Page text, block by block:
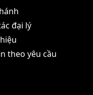
đại lý
theo yêu cầu